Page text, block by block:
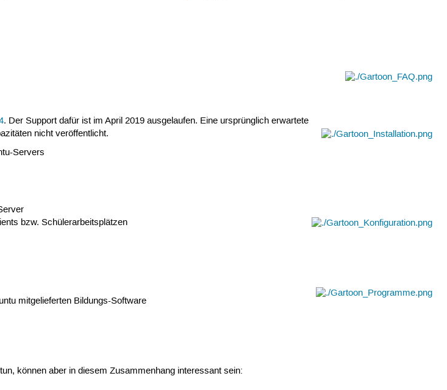
. Der Support dafür ist im April 2019 ausgelaufen. Eine ursprünglich erwartete
nicht veröffentlicht.
Servers
bzw. Schülerarbeitsplätzen
mitgelieferten Bildungs-Software
können aber in diesem Zusammenhang interessant sein: